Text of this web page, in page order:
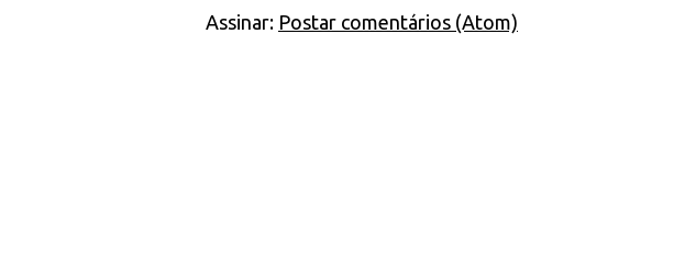
Assinar: Postar comentários (Atom)